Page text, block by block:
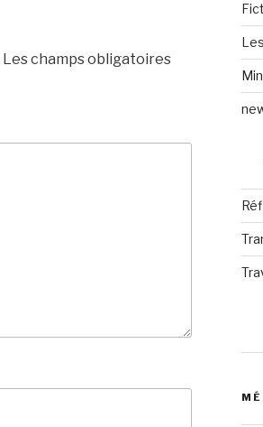
Les champs obligatoires